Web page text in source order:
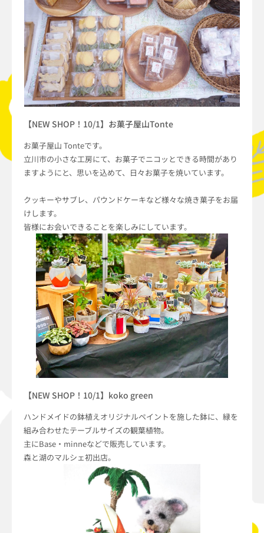
【NEW SHOP！10/1】お菓子屋山Tonte
お菓子屋山 Tonteです。
立川市の小さな工房にて、お菓子でニコッとできる時間があり
ますようにと、思いを込めて、日々お菓子を焼いています。
クッキーやサブレ、パウンドケーキなど様々な焼き菓子をお届
けします。
皆様にお会いできることを楽しみにしています。
【NEW SHOP！10/1】koko green
ハンドメイドの鉢植えオリジナルペイントを施した鉢に、緑を
組み合わせたテーブルサイズの観葉植物。
主にBase・minneなどで販売しています。
森と湖のマルシェ初出店。